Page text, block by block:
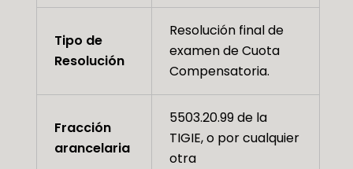
Tipo de
Resolución
Resolución final de
examen de Cuota
Compensatoria.
Fracción
arancelaria
5503.20.99 de la
TIGIE, o por cualquier
otra